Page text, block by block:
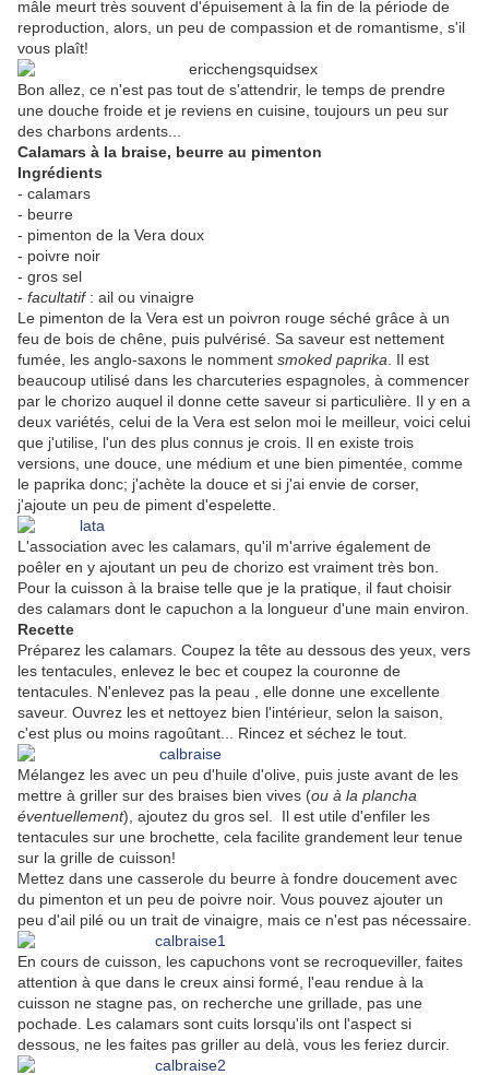
mâle meurt très souvent d'épuisement à la fin de la période de
reproduction, alors, un peu de compassion et de romantisme, s'il
vous plaît!
Bon allez, ce n'est pas tout de s'attendrir, le temps de prendre
une douche froide et je reviens en cuisine, toujours un peu sur
des charbons ardents...
Calamars à la braise, beurre au pimenton
Ingrédients
- calamars
- beurre
- pimenton de la Vera doux
- poivre noir
- gros sel
- facultatif: ail ou vinaigre
Le pimenton de la Vera est un poivron rouge séché grâce à un
feu de bois de chêne, puis pulvérisé. Sa saveur est nettement
fumée, les anglo-saxons le nomment smoked paprika . Il est
beaucoup utilisé dans les charcuteries espagnoles, à commencer
par le chorizo auquel il donne cette saveur si particulière. Il y en a
deux variétés, celui de la Vera est selon moi le meilleur, voici celui
que j'utilise, l'un des plus connus je crois. Il en existe trois
versions, une douce, une médium et une bien pimentée, comme
le paprika donc; j'achète la douce et si j'ai envie de corser,
j'ajoute un peu de piment d'espelette.
L'association avec les calamars, qu'il m'arrive également de
poêler en y ajoutant un peu de chorizo est vraiment très bon.
Pour la cuisson à la braise telle que je la pratique, il faut choisir
des calamars dont le capuchon a la longueur d'une main environ.
Recette
Préparez les calamars. Coupez la tête au dessous des yeux, vers
les tentacules, enlevez le bec et coupez la couronne de
tentacules. N'enlevez pas la peau , elle donne une excellente
saveur. Ouvrez les et nettoyez bien l'intérieur, selon la saison,
c'est plus ou moins ragoûtant... Rincez et séchez le tout.
Mélangez les avec un peu d'huile d'olive, puis juste avant de les
mettre à griller sur des braises bien vives (ou à la plancha
éventuellement), ajoutez du gros sel. Il est utile d'enfiler les
tentacules sur une brochette, cela facilite grandement leur tenue
sur la grille de cuisson!
Mettez dans une casserole du beurre à fondre doucement avec
du pimenton et un peu de poivre noir. Vous pouvez ajouter un
peu d'ail pilé ou un trait de vinaigre, mais ce n'est pas nécessaire.
En cours de cuisson, les capuchons vont se recroqueviller, faites
attention à que dans le creux ainsi formé, l'eau rendue à la
cuisson ne stagne pas, on recherche une grillade, pas une
pochade. Les calamars sont cuits lorsqu'ils ont l'aspect si
dessous, ne les faites pas griller au delà, vous les feriez durcir.